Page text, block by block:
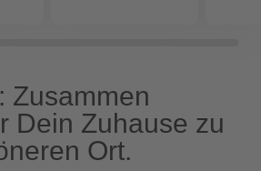
Zusammen
Dein Zuhause zu
Ort.